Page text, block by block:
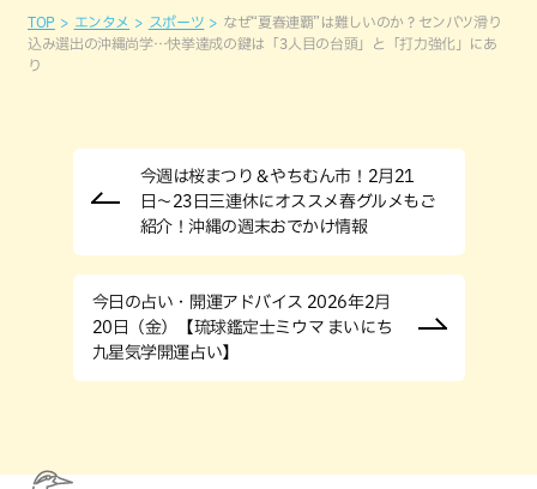
TOP エンタメ スポーツ
なぜ“夏春連覇”は難しいのか？センバツ滑り
込み選出の沖縄尚学…快挙達成の鍵は「3人目の台頭」と「打力強化」にあ
り
今週は桜まつり＆やちむん市！2月21
日〜23日三連休にオススメ春グルメもご
紹介！沖縄の週末おでかけ情報
今日の占い・開運アドバイス 2026年2月
20日（金）【琉球鑑定士ミウマ まいにち
九星気学開運占い】